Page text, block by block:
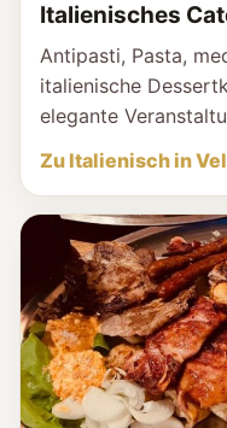
Italienisches
Antipasti, Pasta,
italienische
elegante
Zu Italienisch in